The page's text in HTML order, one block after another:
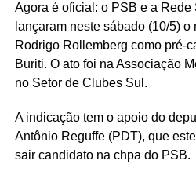
Agora é oficial: o PSB e a
lançaram neste sábado (10/5) o
Rodrigo Rollemberg como pré-
Buriti. O ato foi na Associação
no Setor de Clubes Sul.
A indicação tem o apoio do
Antônio Reguffe (PDT), que
sair candidato na chpa do PSB.